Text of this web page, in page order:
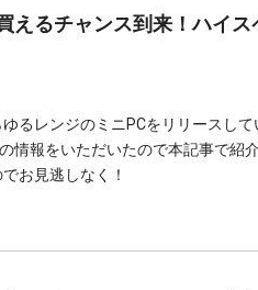
えるチャンス到来！ハイス
るレンジのミニPCをリリースし
情報をいただいたので本記事で紹
お見逃しなく！